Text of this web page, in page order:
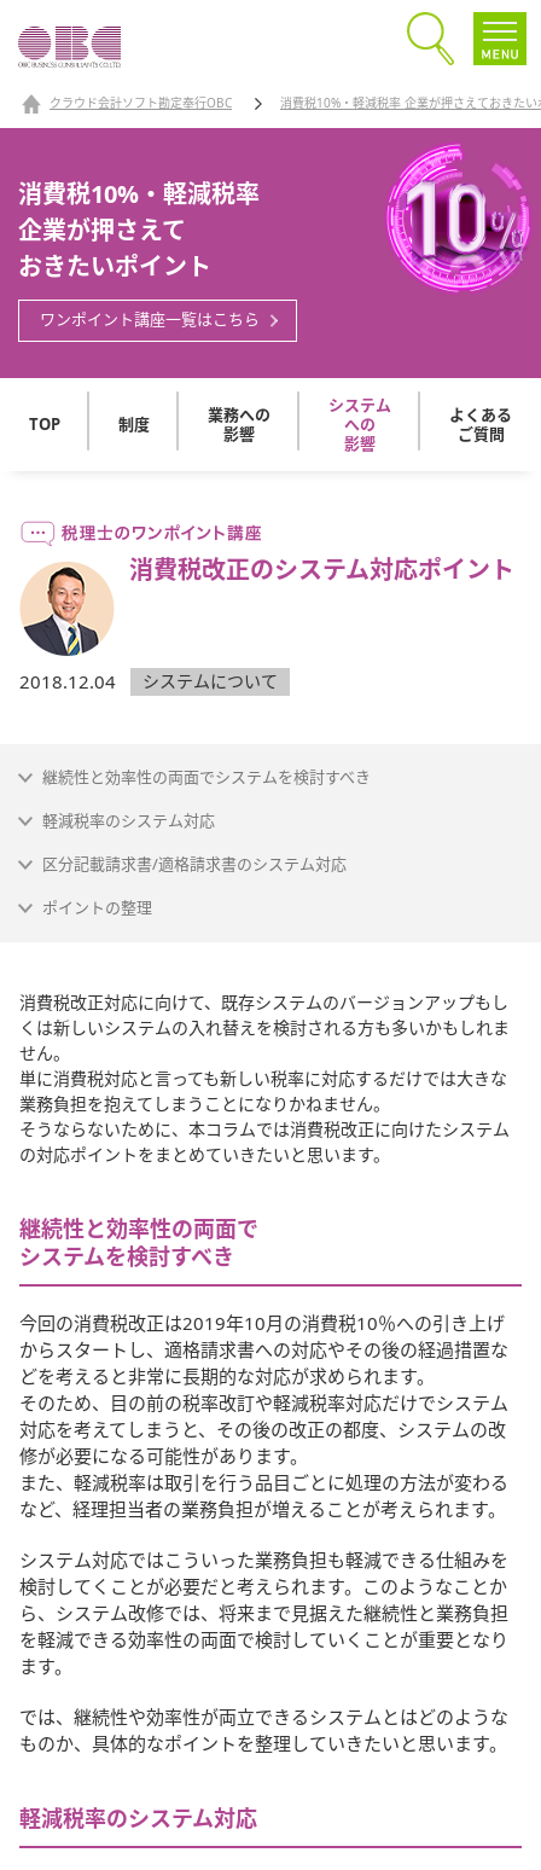
クラウド会計ソフト勘定奉行OBC 消費税10%・軽減税率 企業が押さえておきたい
消費税10%・軽減税率
企業が押さえて
おきたいポイント
ワンポイント講座一覧はこちら
TOP 制度
業務への
影響
システム
への
影響
よくある
ご質問
消費税改正のシステム対応ポイント
2018.12.04 システムについて
継続性と効率性の両面でシステムを検討すべき
軽減税率のシステム対応
区分記載請求書/適格請求書のシステム対応
ポイントの整理
消費税改正対応に向けて、既存システムのバージョンアップもし
くは新しいシステムの入れ替えを検討される方も多いかもしれま
せん。
単に消費税対応と言っても新しい税率に対応するだけでは大きな
業務負担を抱えてしまうことになりかねません。
そうならないために、本コラムでは消費税改正に向けたシステム
の対応ポイントをまとめていきたいと思います。
継続性と効率性の両面で
システムを検討すべき
今回の消費税改正は2019年10月の消費税10％への引き上げ
からスタートし、適格請求書への対応やその後の経過措置な
どを考えると非常に長期的な対応が求められます。
そのため、目の前の税率改訂や軽減税率対応だけでシステム
対応を考えてしまうと、その後の改正の都度、システムの改
修が必要になる可能性があります。
また、軽減税率は取引を行う品目ごとに処理の方法が変わる
など、経理担当者の業務負担が増えることが考えられます。
システム対応ではこういった業務負担も軽減できる仕組みを
検討してくことが必要だと考えられます。このようなことか
ら、システム改修では、将来まで見据えた継続性と業務負担
を軽減できる効率性の両面で検討していくことが重要となり
ます。
では、継続性や効率性が両立できるシステムとはどのような
ものか、具体的なポイントを整理していきたいと思います。
軽減税率のシステム対応